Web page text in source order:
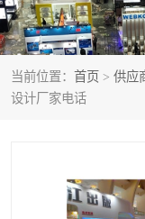
当前位置： 首页 > 供应
设计厂家电话
展会装修设计
活动策划